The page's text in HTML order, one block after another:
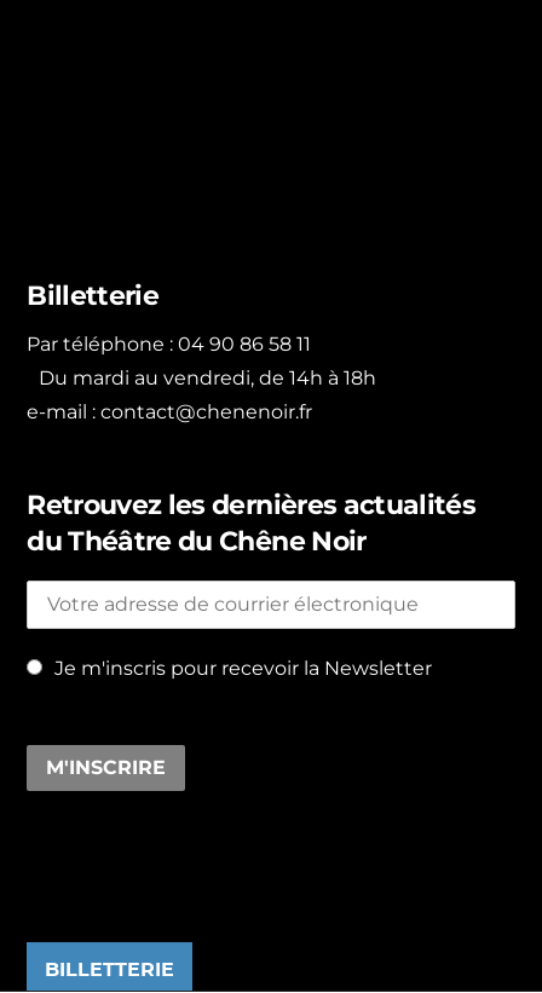
Billetterie
Par téléphone : 04 90 86 58 11
Du mardi au vendredi, de 14h à 18h
e-mail :contact@chenenoir.fr
Retrouvez les dernières actualités
du Théâtre du Chêne Noir
Je m'inscris pour recevoir la Newsletter
BILLETTERIE